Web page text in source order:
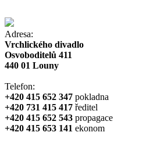
Adresa:
Vrchlického divadlo
Osvoboditelů 411
440 01 Louny
Telefon:
+420 415 652 347 pokladna
+420 731 415 417 ředitel
+420 415 652 543 propagace
+420 415 653 141 ekonom